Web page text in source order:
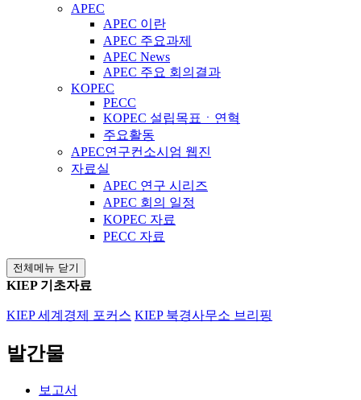
APEC
APEC 이란
APEC 주요과제
APEC News
APEC 주요 회의결과
KOPEC
PECC
KOPEC 설립목표ㆍ연혁
주요활동
APEC연구컨소시엄 웹진
자료실
APEC 연구 시리즈
APEC 회의 일정
KOPEC 자료
PECC 자료
전체메뉴 닫기
KIEP 기초자료
KIEP 세계경제 포커스 KIEP 북경사무소 브리핑
발간물
보고서